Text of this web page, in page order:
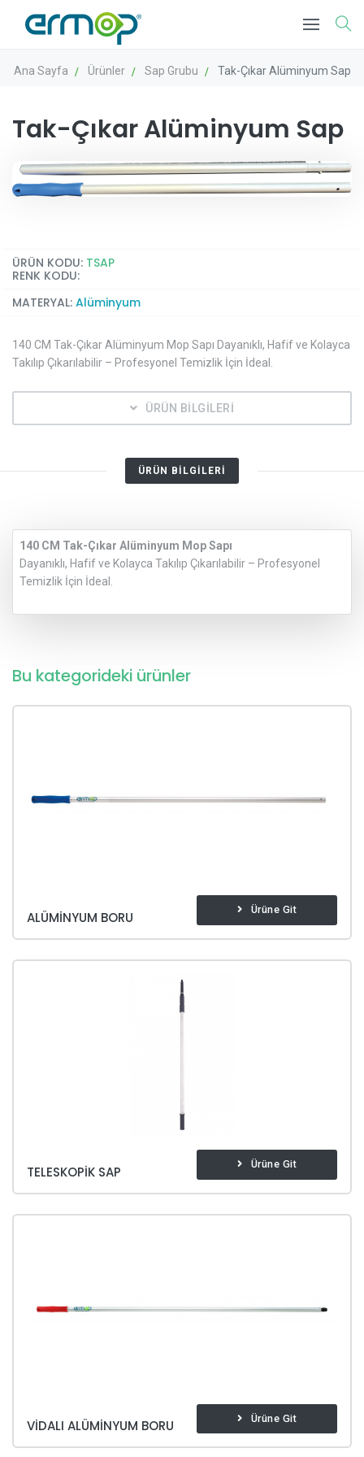
Ana Sayfa Ürünler Sap Grubu Tak-Çıkar Alüminyum Sap
Tak-Çıkar Alüminyum Sap
ÜRÜN KODU: TSAP
RENK KODU:
MATERYAL: Alüminyum
140 CM Tak-Çıkar Alüminyum Mop Sapı Dayanıklı, Hafif ve Kolayca
Takılıp Çıkarılabilir – Profesyonel Temizlik İçin İdeal.
ÜRÜN BİLGİLERİ
ÜRÜN BİLGİLERİ
140 CM Tak-Çıkar Alüminyum Mop Sapı
Dayanıklı, Hafif ve Kolayca Takılıp Çıkarılabilir – Profesyonel
Temizlik İçin İdeal.
Bu kategorideki ürünler
ALÜMINYUM BORU Ürüne Git
TELESKOPIK SAP Ürüne Git
VIDALI ALÜMINYUM BORU Ürüne Git